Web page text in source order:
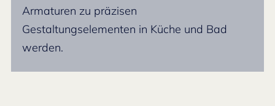
Armaturen zu präzisen
Gestaltungselementen in Küche und Bad
werden.